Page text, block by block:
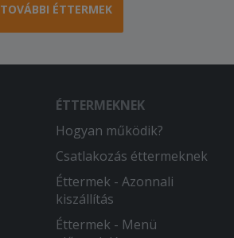
TOVÁBBI ÉTTERMEK
ÉTTERMEKNEK
Hogyan működik?
Csatlakozás éttermeknek
Éttermek - Azonnali
kiszállítás
Éttermek - Menü